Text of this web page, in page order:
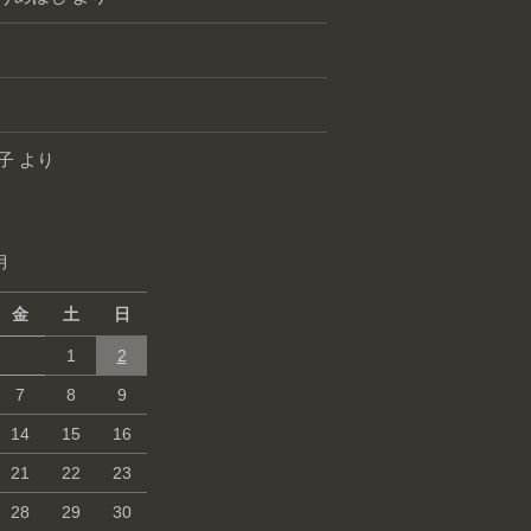
より
金 土 日
1 2
7 8 9
14 15 16
21 22 23
28 29 30